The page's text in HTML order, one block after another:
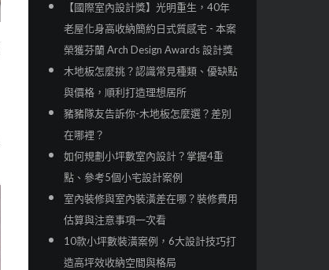
【國際室內設計獎】光明重生，40年
老屋化身高收納簡約日式質感宅 - 本案
榮獲芬蘭 Arch Design Awards 設計獎
木地板怎麼挑？認識常見種類、優缺點
與價格，順利打造理想居所
豬豬隊友告訴你-木地板怎麼選？差別
在哪裡？
如何規劃小坪數室內設計？掌握4重
點、參考5個小宅設計案例
室內裝修與室內裝潢差在哪？裝修費用
估算與注意事項一次看
10款小坪數裝潢案例，6大設計技巧打
造高坪效收納空間與格局